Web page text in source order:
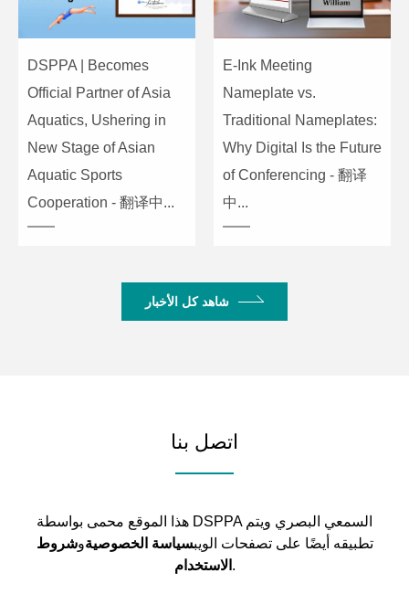
DSPPA | Becomes
Official Partner of Asia
Aquatics, Ushering in
New Stage of Asian
Aquatic Sports
Cooperation - 翻译中...
E-Ink Meeting
Nameplate vs.
Traditional Nameplates:
Why Digital Is the Future
of Conferencing - 翻译
中...
شاهد كل الأخبار
اتصل بنا
هذا الموقع محمى بواسطة DSPPA السمعي البصري ويتم
تطبيقه أيضًا على تصفحات الويبسياسة الخصوصيةوشروط
الاستخدام .